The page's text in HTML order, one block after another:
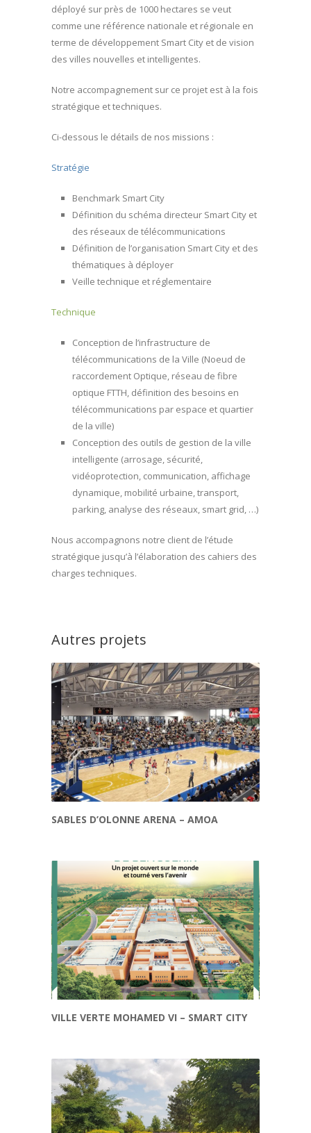
déployé sur près de 1000 hectares se veut
comme une référence nationale et régionale en
terme de développement Smart City et de vision
des villes nouvelles et intelligentes.
Notre accompagnement sur ce projet est à la fois
stratégique et techniques.
Ci-dessous le détails de nos missions :
Stratégie
Benchmark Smart City
Définition du schéma directeur Smart City et
des réseaux de télécommunications
Définition de l’organisation Smart City et des
thématiques à déployer
Veille technique et réglementaire
Technique
Conception de l’infrastructure de
télécommunications de la Ville (Noeud de
raccordement Optique, réseau de fibre
optique FTTH, définition des besoins en
télécommunications par espace et quartier
de la ville)
Conception des outils de gestion de la ville
intelligente (arrosage, sécurité,
vidéoprotection, communication, affichage
dynamique, mobilité urbaine, transport,
parking, analyse des réseaux, smart grid, …)
Nous accompagnons notre client de l’étude
stratégique jusqu’à l’élaboration des cahiers des
charges techniques.
Autres projets
SABLES D’OLONNE ARENA – AMOA
VILLE VERTE MOHAMED VI – SMART CITY